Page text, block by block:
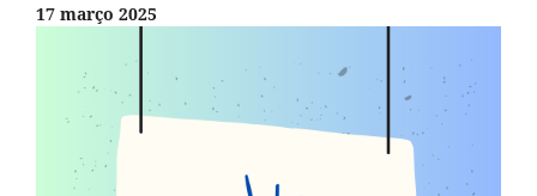
17 março 2025